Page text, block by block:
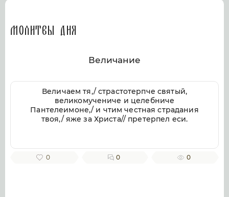
Молитвы дня
Величание
Величаем тя,/ страстотерпче святый,
великомучениче и целебниче
Пантелеимоне,/ и чтим честная страдания
твоя,/ яже за Христа// претерпел еси.
0 0 0